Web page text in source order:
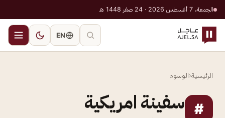
الجمعة، 7 أغسطس 2026 · 24 صفر 1448 هـ
EN
الرئيسية‹الوسوم
# سفينة امريكية